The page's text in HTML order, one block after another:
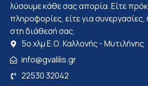
λύσουμε κάθε σας απορία. Είτε
πληροφορίες, είτε για συνεργασίες,
στη διάθεσή σας.
5ο χλμ Ε.Ο. Καλλονής - Μυτιλήνης
info@gvalilis.gr
22530 32042